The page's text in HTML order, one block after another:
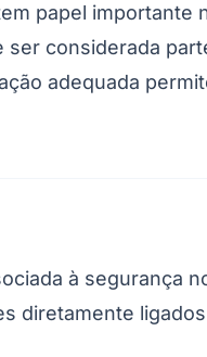
papel importante
ser considerada
adequada
à segurança
diretamente